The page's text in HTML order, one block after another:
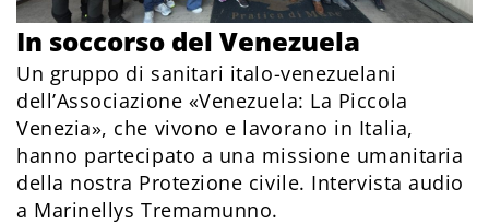
In soccorso del Venezuela
Un gruppo di sanitari italo-venezuelani
dell’Associazione «Venezuela: La Piccola
Venezia», che vivono e lavorano in Italia,
hanno partecipato a una missione umanitaria
della nostra Protezione civile. Intervista audio
a Marinellys Tremamunno.